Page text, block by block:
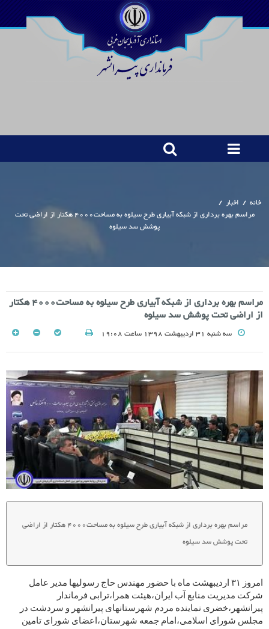
خانه / اخبار /
مراسم بهره برداری از شبکه آبیاری طرح سیلوه به مساحت4000 هکتار از اراضی تحت
پوشش سد سیلوه
مراسم بهره برداری از شبکه آبیاری طرح سیلوه به مساحت4000 هکتار
از اراضی تحت پوشش سد سیلوه
سه شنبه 31 اردیبهشت 1398 ساعت 19:08
مراسم بهره برداری از شبکه آبیاری طرح سیلوه به مساحت4000 هکتار از اراضی
تحت پوشش سد سیلوه
امروز ۳۱ اردیبهشت ماه با حضور مهندس حاج رسولیها مدیر عامل
شرکت مدیریت منابع آب ایران،هیئت همرا،ترابی فرماندار
پیرانشهر،خضری نماینده مردم شهرستانهای پیرانشهر و سردشت در
مجلس شورای اسلامی،امام جمعه شهرستان،اعضای شورای تامین